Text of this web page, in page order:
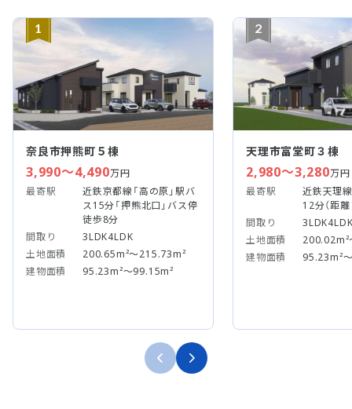
1
奈良市押熊町５棟
3,990～4,490万円
最寄駅
近鉄京都線「高の原」駅バ
ス15分「押熊北口」バス停
徒歩8分
間取り
3LDK4LDK
土地面積
200.65m²～215.73m²
建物面積
95.23m²～99.15m²
2
天理市富堂町３棟
2,980～3,280万円
最寄駅
近鉄天理
12分（距離
間取り
土地面積
建物面積
95.23m²